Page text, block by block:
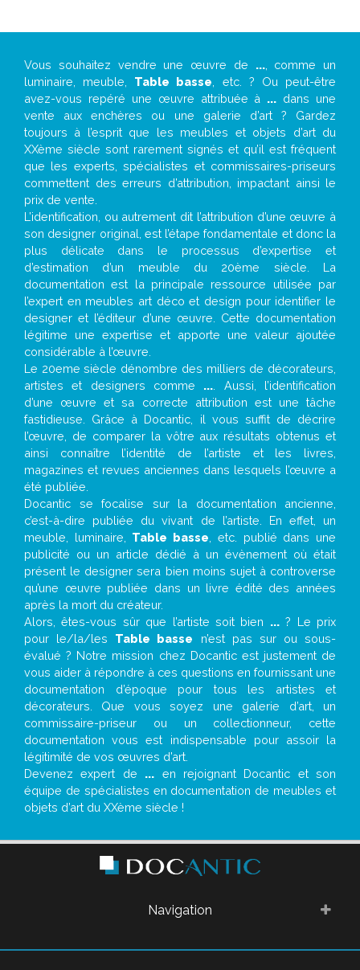
Vous souhaitez vendre une œuvre de ..., comme un
luminaire, meuble, Table basse , etc. ? Ou peut-être
avez-vous repéré une œuvre attribuée à ... dans une
vente aux enchères ou une galerie d’art ? Gardez
toujours à l’esprit que les meubles et objets d’art du
XXème siècle sont rarement signés et qu’il est fréquent
que les experts, spécialistes et commissaires-priseurs
commettent des erreurs d’attribution, impactant ainsi le
prix de vente.
L’identification, ou autrement dit l’attribution d’une œuvre à
son designer original, est l’étape fondamentale et donc la
plus délicate dans le processus d’expertise et
d’estimation d’un meuble du 20ème siècle. La
documentation est la principale ressource utilisée par
l’expert en meubles art déco et design pour identifier le
designer et l’éditeur d’une œuvre. Cette documentation
légitime une expertise et apporte une valeur ajoutée
considérable à l’œuvre.
Le 20eme siècle dénombre des milliers de décorateurs,
artistes et designers comme ... . Aussi, l’identification
d’une œuvre et sa correcte attribution est une tâche
fastidieuse. Grâce à Docantic, il vous suffit de décrire
l’œuvre, de comparer la vôtre aux résultats obtenus et
ainsi connaître l’identité de l’artiste et les livres,
magazines et revues anciennes dans lesquels l’œuvre a
été publiée.
Docantic se focalise sur la documentation ancienne,
c’est-à-dire publiée du vivant de l’artiste. En effet, un
meuble, luminaire, Table basse , etc. publié dans une
publicité ou un article dédié à un évènement où était
présent le designer sera bien moins sujet à controverse
qu’une œuvre publiée dans un livre édité des années
après la mort du créateur.
Alors, êtes-vous sûr que l’artiste soit bien ...? Le prix
pour le/la/les Table basse n’est pas sur ou sous-
évalué ? Notre mission chez Docantic est justement de
vous aider à répondre à ces questions en fournissant une
documentation d’époque pour tous les artistes et
décorateurs. Que vous soyez une galerie d’art, un
commissaire-priseur ou un collectionneur, cette
documentation vous est indispensable pour assoir la
légitimité de vos œuvres d’art.
Devenez expert de ... en rejoignant Docantic et son
équipe de spécialistes en documentation de meubles et
objets d’art du XXème siècle !
Navigation